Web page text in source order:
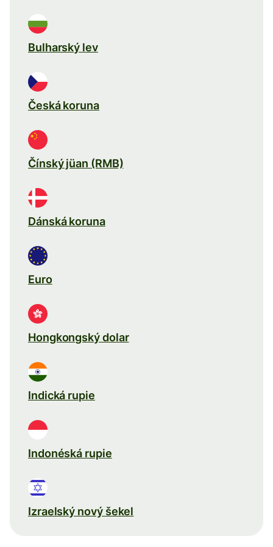
Bulharský lev
Česká koruna
Čínský jüan (RMB)
Dánská koruna
Euro
Hongkongský dolar
Indická rupie
Indonéská rupie
Izraelský nový šekel